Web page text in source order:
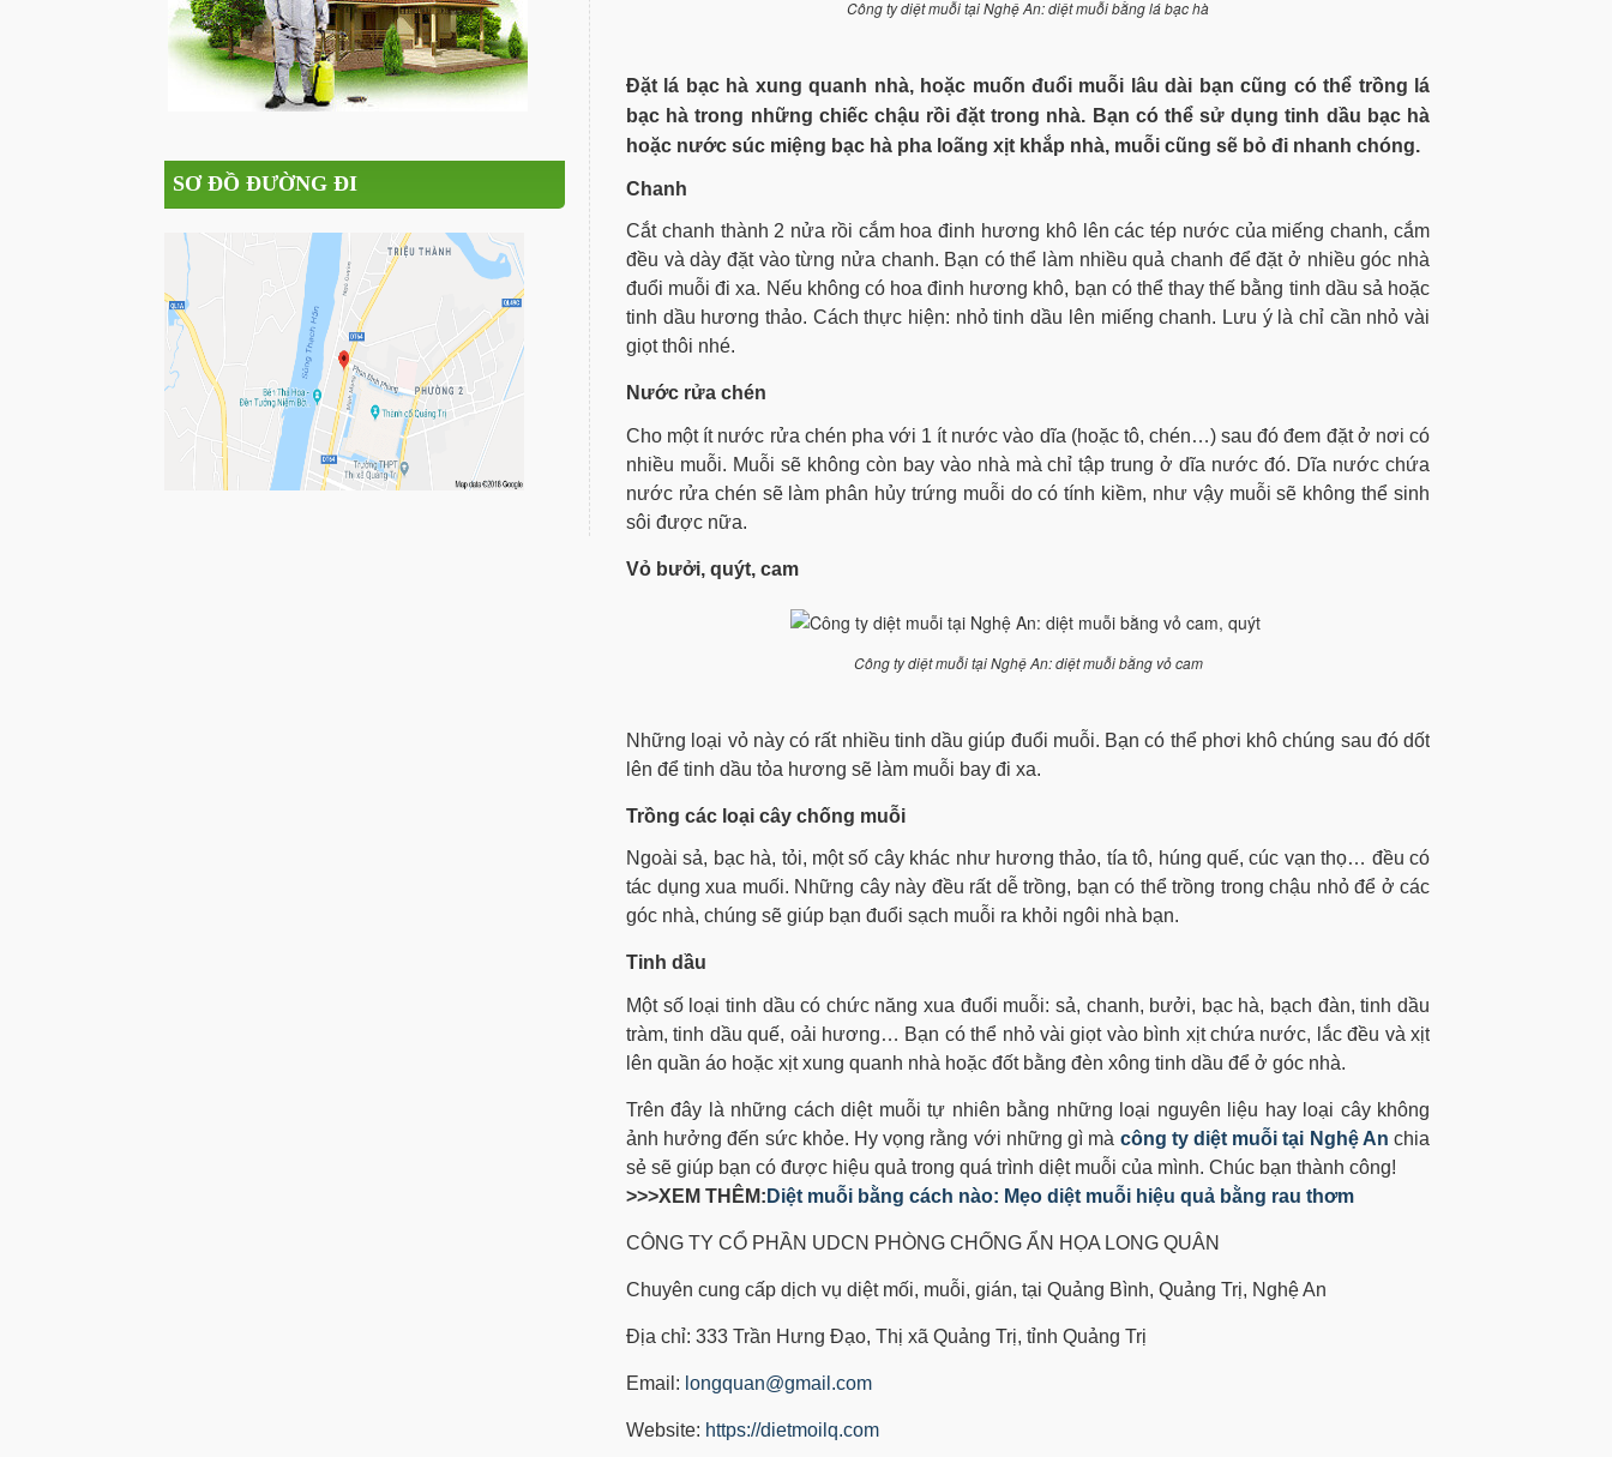
Công ty diệt muỗi tại Nghệ An: diệt muỗi bằng lá bạc hà
Đặt lá bạc hà xung quanh nhà, hoặc muốn đuổi muỗi lâu dài bạn cũng có thể trồng lá
bạc hà trong những chiếc chậu rồi đặt trong nhà. Bạn có thể sử dụng tinh dầu bạc hà
hoặc nước súc miệng bạc hà pha loãng xịt khắp nhà, muỗi cũng sẽ bỏ đi nhanh chóng.
Chanh
Cắt chanh thành 2 nửa rồi cắm hoa đinh hương khô lên các tép nước của miếng chanh, cắm
đều và dày đặt vào từng nửa chanh. Bạn có thể làm nhiều quả chanh để đặt ở nhiều góc nhà
đuổi muỗi đi xa. Nếu không có hoa đinh hương khô, bạn có thể thay thế bằng tinh dầu sả hoặc
tinh dầu hương thảo. Cách thực hiện: nhỏ tinh dầu lên miếng chanh. Lưu ý là chỉ cần nhỏ vài
giọt thôi nhé.
Nước rửa chén
Cho một ít nước rửa chén pha với 1 ít nước vào dĩa (hoặc tô, chén…) sau đó đem đặt ở nơi có
nhiều muỗi. Muỗi sẽ không còn bay vào nhà mà chỉ tập trung ở dĩa nước đó. Dĩa nước chứa
nước rửa chén sẽ làm phân hủy trứng muỗi do có tính kiềm, như vậy muỗi sẽ không thể sinh
sôi được nữa.
Vỏ bưởi, quýt, cam
Công ty diệt muỗi tại Nghệ An: diệt muỗi bằng vỏ cam
Những loại vỏ này có rất nhiều tinh dầu giúp đuổi muỗi. Bạn có thể phơi khô chúng sau đó dốt
lên để tinh dầu tỏa hương sẽ làm muỗi bay đi xa.
Trồng các loại cây chống muỗi
Ngoài sả, bạc hà, tỏi, một số cây khác như hương thảo, tía tô, húng quế, cúc vạn thọ… đều có
tác dụng xua muối. Những cây này đều rất dễ trồng, bạn có thể trồng trong chậu nhỏ để ở các
góc nhà, chúng sẽ giúp bạn đuổi sạch muỗi ra khỏi ngôi nhà bạn.
Tinh dầu
Một số loại tinh dầu có chức năng xua đuổi muỗi: sả, chanh, bưởi, bạc hà, bạch đàn, tinh dầu
tràm, tinh dầu quế, oải hương… Bạn có thể nhỏ vài giọt vào bình xịt chứa nước, lắc đều và xịt
lên quần áo hoặc xịt xung quanh nhà hoặc đốt bằng đèn xông tinh dầu để ở góc nhà.
Trên đây là những cách diệt muỗi tự nhiên bằng những loại nguyên liệu hay loại cây không
ảnh hưởng đến sức khỏe. Hy vọng rằng với những gì mà công ty diệt muỗi tại Nghệ An chia
sẻ sẽ giúp bạn có được hiệu quả trong quá trình diệt muỗi của mình. Chúc bạn thành công!
>>>XEM THÊM: Diệt muỗi bằng cách nào: Mẹo diệt muỗi hiệu quả bằng rau thơm
CÔNG TY CỔ PHẦN UDCN PHÒNG CHỐNG ẨN HỌA LONG QUÂN
Chuyên cung cấp dịch vụ diệt mối, muỗi, gián, tại Quảng Bình, Quảng Trị, Nghệ An
Địa chỉ: 333 Trần Hưng Đạo, Thị xã Quảng Trị, tỉnh Quảng Trị
Email: longquan@gmail.com
Website: https://dietmoilq.com
SƠ ĐỒ ĐƯỜNG ĐI